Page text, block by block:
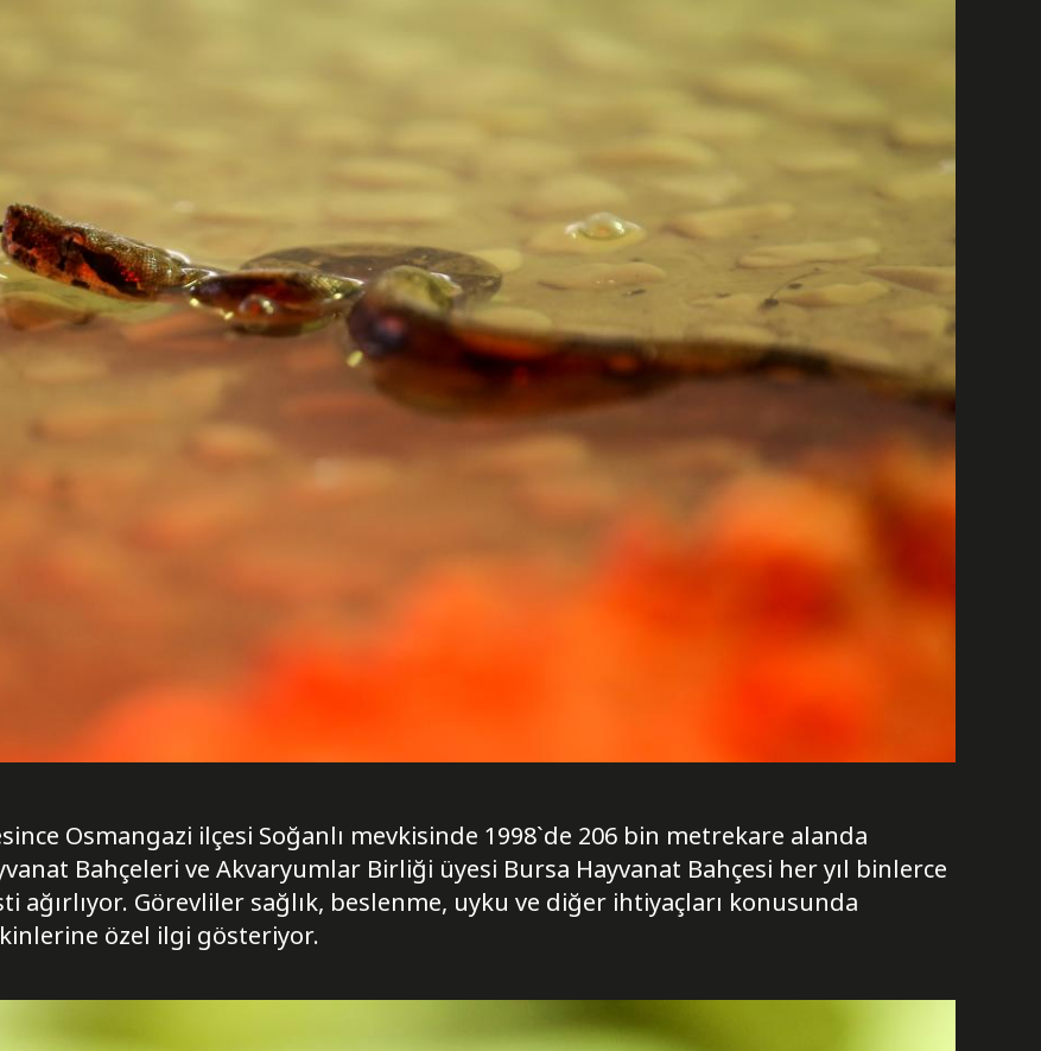
Osmangazi ilçesi Soğanlı mevkisinde 1998`de 206 bin metrekare alanda
Bahçeleri ve Akvaryumlar Birliği üyesi Bursa Hayvanat Bahçesi her yıl binlerce
ağırlıyor. Görevliler sağlık, beslenme, uyku ve diğer ihtiyaçları konusunda
özel ilgi gösteriyor.